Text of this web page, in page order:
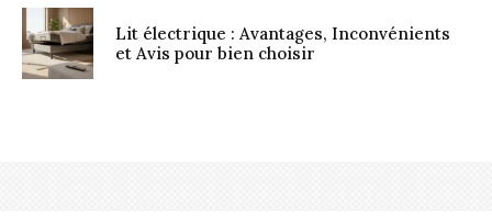
Lit électrique : Avantages, Inconvénients
et Avis pour bien choisir